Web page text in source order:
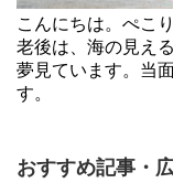
こんにちは。ぺこ
老後は、海の見え
夢見ています。当
す。
おすすめ記事・